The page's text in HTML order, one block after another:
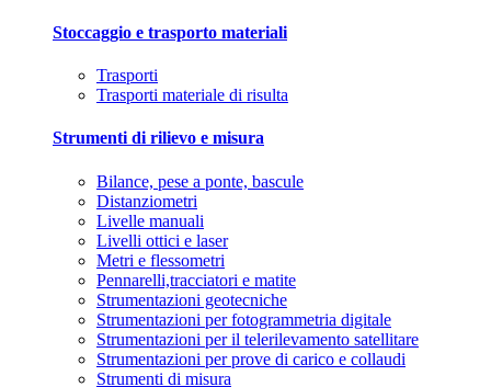
Stoccaggio e trasporto materiali
Trasporti
Trasporti materiale di risulta
Strumenti di rilievo e misura
Bilance, pese a ponte, bascule
Distanziometri
Livelle manuali
Livelli ottici e laser
Metri e flessometri
Pennarelli,tracciatori e matite
Strumentazioni geotecniche
Strumentazioni per fotogrammetria digitale
Strumentazioni per il telerilevamento satellitare
Strumentazioni per prove di carico e collaudi
Strumenti di misura